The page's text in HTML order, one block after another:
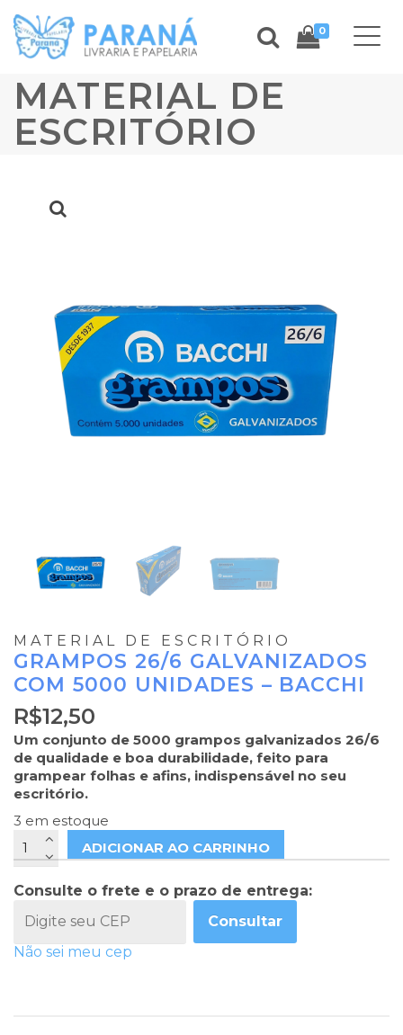
0
MATERIAL DE
ESCRITÓRIO
MATERIAL DE ESCRITÓRIO
GRAMPOS 26/6 GALVANIZADOS
COM 5000 UNIDADES – BACCHI
R$12,50
Um conjunto de 5000 grampos galvanizados 26/6
de qualidade e boa durabilidade, feito para
grampear folhas e afins, indispensável no seu
escritório.
3 em estoque
ADICIONAR AO CARRINHO
Consulte o frete e o prazo de entrega:
Consultar
Não sei meu cep